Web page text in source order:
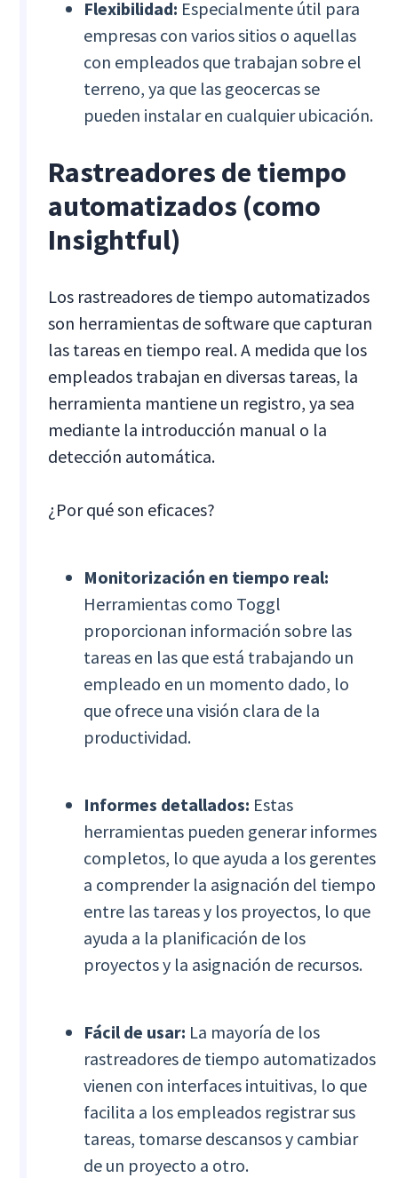
Flexibilidad: Especialmente útil para
empresas con varios sitios o aquellas
con empleados que trabajan sobre el
terreno, ya que las geocercas se
pueden instalar en cualquier ubicación.
Rastreadores de tiempo
automatizados (como
Insightful)
Los rastreadores de tiempo automatizados
son herramientas de software que capturan
las tareas en tiempo real. A medida que los
empleados trabajan en diversas tareas, la
herramienta mantiene un registro, ya sea
mediante la introducción manual o la
detección automática.
¿Por qué son eficaces?
Monitorización en tiempo real:
Herramientas como Toggl
proporcionan información sobre las
tareas en las que está trabajando un
empleado en un momento dado, lo
que ofrece una visión clara de la
productividad.
Informes detallados: Estas
herramientas pueden generar informes
completos, lo que ayuda a los gerentes
a comprender la asignación del tiempo
entre las tareas y los proyectos, lo que
ayuda a la planificación de los
proyectos y la asignación de recursos.
Fácil de usar: La mayoría de los
rastreadores de tiempo automatizados
vienen con interfaces intuitivas, lo que
facilita a los empleados registrar sus
tareas, tomarse descansos y cambiar
de un proyecto a otro.